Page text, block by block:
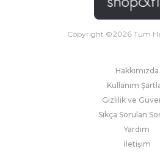
Copyright ©2026Tüm
Hakkımızda
Kullanım
Gizlilik ve
Sıkça Sorulan
Yardım
İletişim